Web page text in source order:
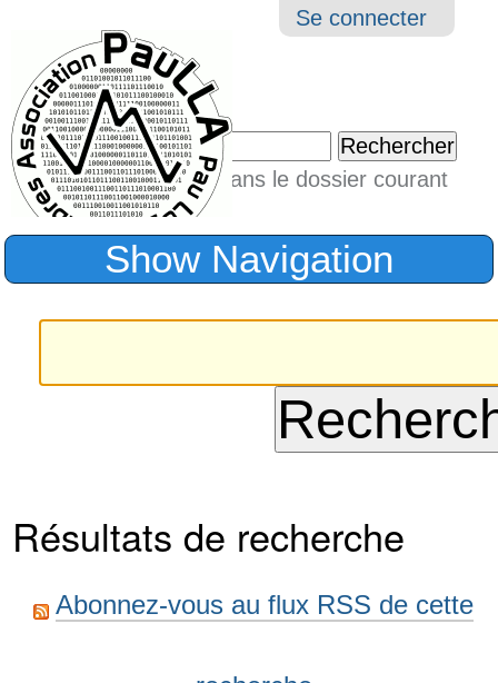
Outils
Se connecter
Chercher par
Seulement dans le dossier courant
Recherche
Show Navigation
Résultats de recherche
Abonnez-vous au flux RSS de cette